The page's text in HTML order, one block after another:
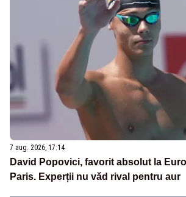
7 aug. 2026, 17:14
David Popovici, favorit absolut la
Paris. Experții nu văd rival pentru aur